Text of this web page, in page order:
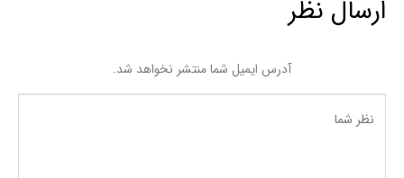
ارسال نظر
آدرس ایمیل شما منتشر نخواهد شد.